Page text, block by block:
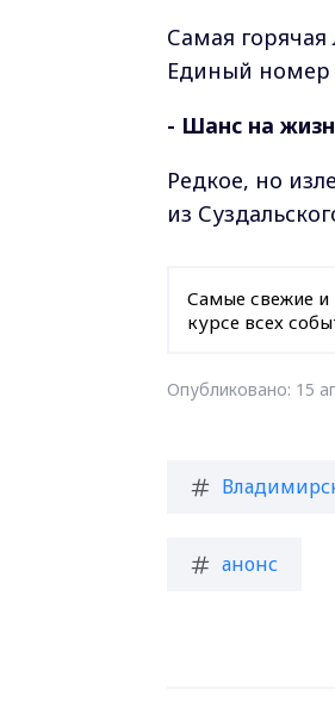
Самая
Единый номер
- Шанс на
Редкое, но
из
Самые свежие и
курсе всех
Опубликовано: 15
анонс